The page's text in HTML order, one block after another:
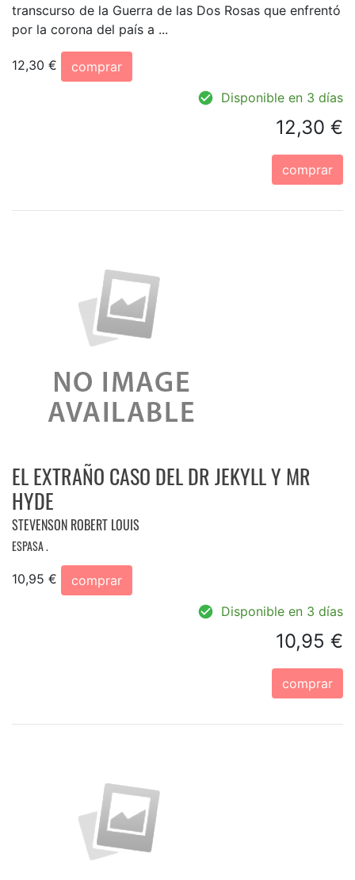
transcurso de la Guerra de las Dos Rosas que enfrentó
por la corona del país a ...
12,30 €
comprar
Disponible en 3 días
12,30 €
comprar
EL EXTRAÑO CASO DEL DR JEKYLL Y MR
HYDE
STEVENSON ROBERT LOUIS
ESPASA .
10,95 €
comprar
Disponible en 3 días
10,95 €
comprar